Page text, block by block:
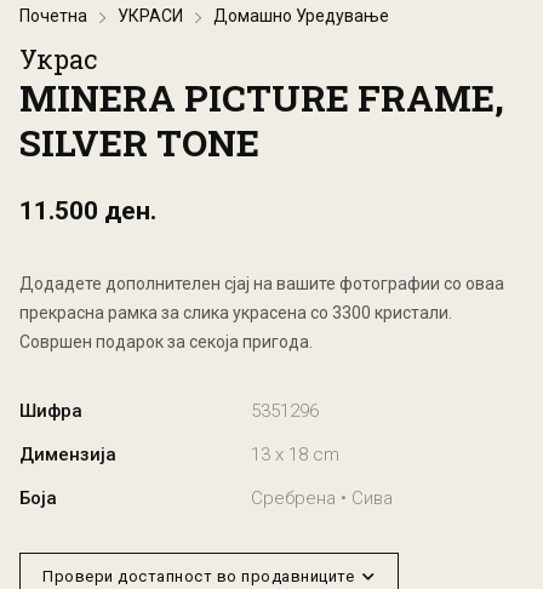
Почетна УКРАСИ Домашно Уредување
Украс
MINERA PICTURE FRAME,
SILVER TONE
11.500 ден.
Додадете дополнителен сјај на вашите фотографии со оваа
прекрасна рамка за слика украсена со 3300 кристали.
Совршен подарок за секоја пригода.
Шифра
5351296
Димензија
13 x 18 cm
Боја
Сребрена • Сива
Провери достапност во продавниците